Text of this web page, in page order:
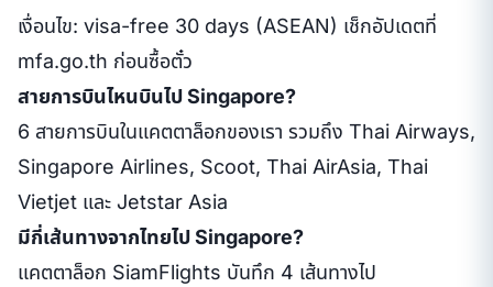
เงื่อนไข: visa-free 30 days (ASEAN) เช็กอัปเดตที่
mfa.go.th ก่อนซื้อตั๋ว
สายการบินไหนบินไป Singapore?
6 สายการบินในแคตตาล็อกของเรา รวมถึง Thai Airways,
Singapore Airlines, Scoot, Thai AirAsia, Thai
Vietjet และ Jetstar Asia
มีกี่เส้นทางจากไทยไป Singapore?
แคตตาล็อก SiamFlights บันทึก 4 เส้นทางไป